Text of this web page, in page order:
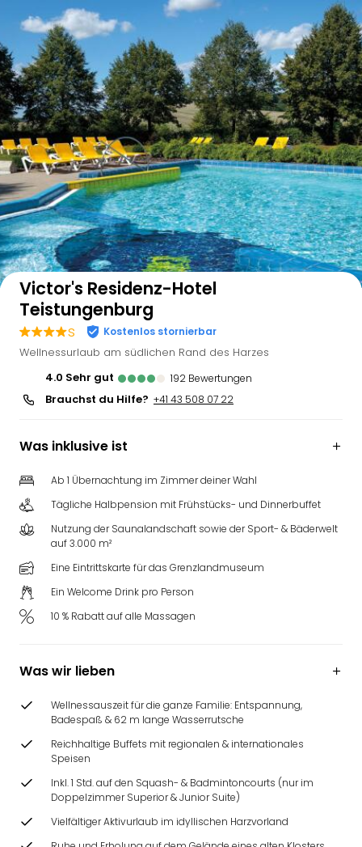
Auf der Karte anzeigen
Victor's Residenz-Hotel
Teistungenburg
s Kostenlos stornierbar
Wellnessurlaub am südlichen Rand des Harzes
4.0
sehr gut 192 Bewertungen
Brauchst du Hilfe? +41 43 508 07 22
Was inklusive ist
Ab 1 Übernachtung im Zimmer deiner Wahl
Tägliche Halbpension mit Frühstücks- und Dinnerbuffet
Nutzung der Saunalandschaft sowie der Sport- & Bäderwelt
auf 3.000 m²
Eine Eintrittskarte für das Grenzlandmuseum
Ein Welcome Drink pro Person
10 % Rabatt auf alle Massagen
Was wir lieben
Wellnessauszeit für die ganze Familie: Entspannung,
Badespaß & 62 m lange Wasserrutsche
Reichhaltige Buffets mit regionalen & internationales
Speisen
Inkl. 1 Std. auf den Squash- & Badmintoncourts (nur im
Doppelzimmer Superior & Junior Suite)
Vielfältiger Aktivurlaub im idyllischen Harzvorland